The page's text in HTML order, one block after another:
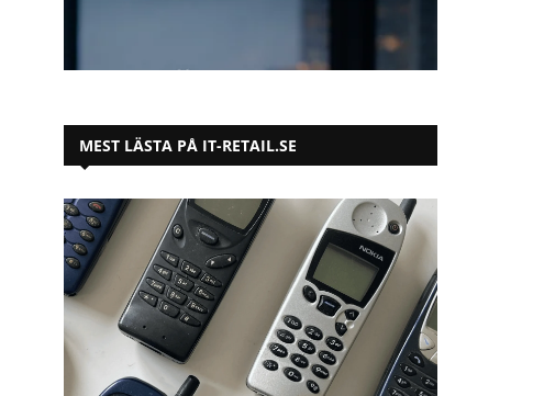
MEST LÄSTA PÅ IT-RETAIL.SE